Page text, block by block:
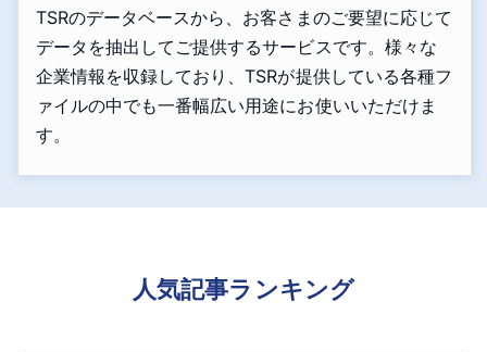
TSRのデータベースから、お客さまのご要望に応じて
データを抽出してご提供するサービスです。様々な
企業情報を収録しており、TSRが提供している各種フ
ァイルの中でも一番幅広い用途にお使いいただけま
す。
人気記事ランキング